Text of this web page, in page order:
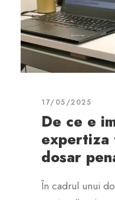
17/05/2025
De ce e
expertiza
dosar
În cadrul unui